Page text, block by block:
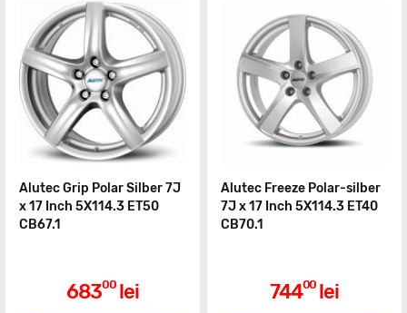
Alutec Grip Polar Silber 7J
x 17 Inch 5X114.3 ET50
CB67.1
68300 lei
Alutec Freeze Polar-silber
7J x 17 Inch 5X114.3 ET40
CB70.1
74400 lei